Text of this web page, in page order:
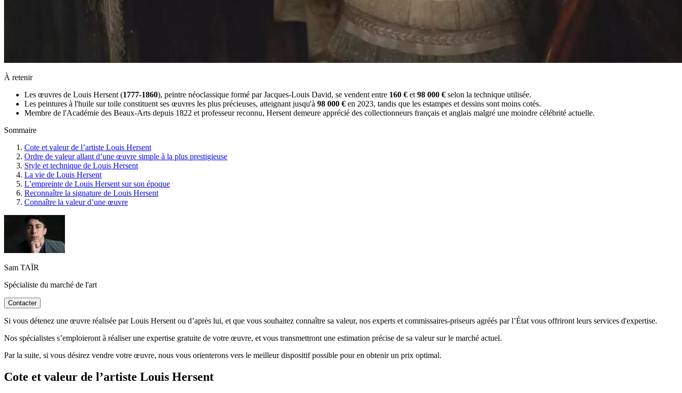
À retenir
Les œuvres de Louis Hersent (1777-1860), peintre néoclassique formé par Jacques-Louis David, se vendent entre 160 € et 98 000 € selon la technique utilisée.
Les peintures à l'huile sur toile constituent ses œuvres les plus précieuses, atteignant jusqu'à 98 000 € en 2023, tandis que les estampes et dessins sont moins cotés.
Membre de l'Académie des Beaux-Arts depuis 1822 et professeur reconnu, Hersent demeure apprécié des collectionneurs français et anglais malgré une moindre célébrité actuelle.
Sommaire
Cote et valeur de l’artiste Louis Hersent
Ordre de valeur allant d’une œuvre simple à la plus prestigieuse
Style et technique de Louis Hersent
La vie de Louis Hersent
L’empreinte de Louis Hersent sur son époque
Reconnaître la signature de Louis Hersent
Connaître la valeur d’une œuvre
Sam TAÏR
Spécialiste du marché de l'art
Contacter
Si vous détenez une œuvre réalisée par Louis Hersent ou d’après lui, et que vous souhaitez connaître sa valeur, nos experts et commissaires-priseurs agréés par l’État vous offriront leurs services d'expertise.
Nos spécialistes s’emploieront à réaliser une expertise gratuite de votre œuvre, et vous transmettront une estimation précise de sa valeur sur le marché actuel.
Par la suite, si vous désirez vendre votre œuvre, nous vous orienterons vers le meilleur dispositif possible pour en obtenir un prix optimal.
Cote et valeur de l’artiste Louis Hersent